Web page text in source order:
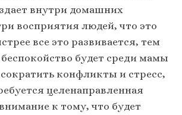
внутри домашних
восприятия людей, что это
все это развивается, тем
будет среди мамы
конфликты и стресс,
целенаправленная
к тому, что будет